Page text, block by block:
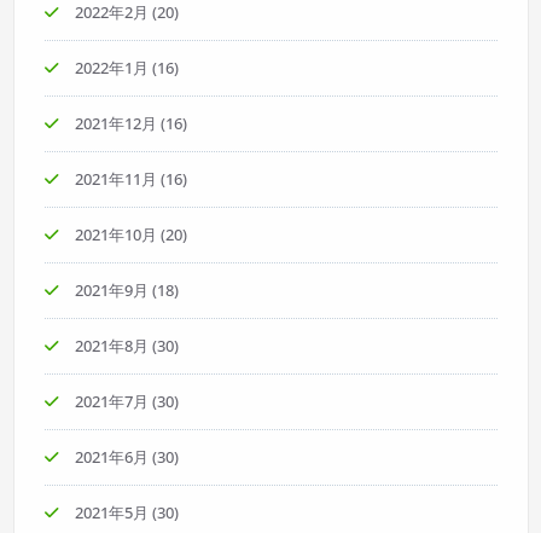
2022年2月 (20)
2022年1月 (16)
2021年12月 (16)
2021年11月 (16)
2021年10月 (20)
2021年9月 (18)
2021年8月 (30)
2021年7月 (30)
2021年6月 (30)
2021年5月 (30)